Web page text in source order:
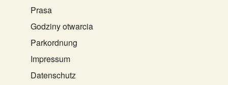
Prasa
Godziny otwarcia
Parkordnung
Impressum
Datenschutz